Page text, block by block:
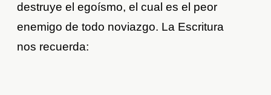
destruye el egoísmo, el cual es el peor
enemigo de todo noviazgo. La Escritura
nos recuerda: